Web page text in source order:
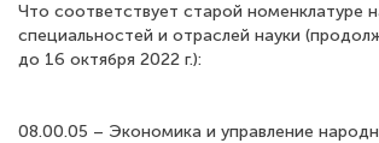
Что соответствует старой номенклатуре
специальностей и отраслей науки
до 16 октября 2022 г.):
08.00.05 – Экономика и управление